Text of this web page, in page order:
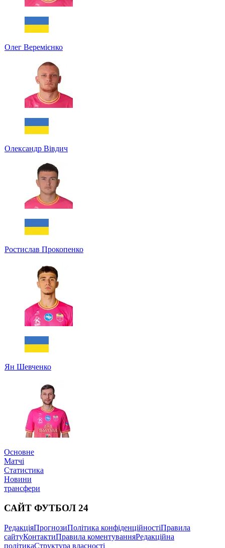
Олег Веремієнко
Олександр Вівдич
Ростислав Прокопенко
Ян Шевченко
Основне
Матчі
Статистика
Новини
трансфери
САЙТ ФУТБОЛ 24
РедакціяПрогнозиПолітика конфіденційностіПравила
сайтуКонтактиПравила коментуванняРедакційна
політикаСтруктура власності